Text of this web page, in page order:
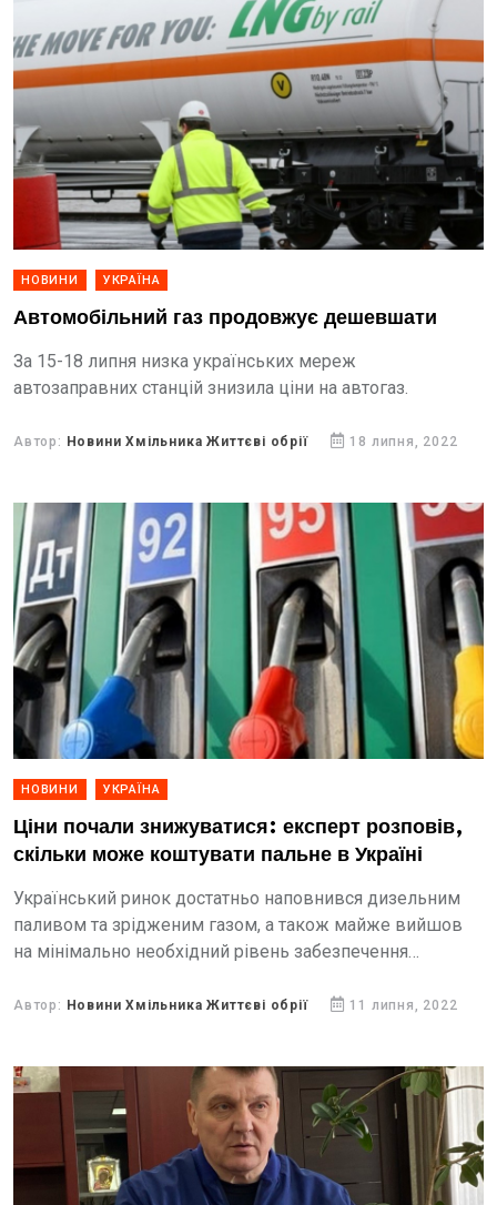
НОВИНИ УКРАЇНА
Автомобільний газ продовжує дешевшати
За 15-18 липня низка українських мереж
автозаправних станцій знизила ціни на автогаз.
Автор: Новини Хмільника Життєві обрії 18 липня, 2022
НОВИНИ УКРАЇНА
Ціни почали знижуватися: експерт розповів,
скільки може коштувати пальне в Україні
Український ринок достатньо наповнився дизельним
паливом та зрідженим газом, а також майже вийшов
на мінімально необхідний рівень забезпечення
зниження цін.
Автор: Новини Хмільника Життєві обрії 11 липня, 2022